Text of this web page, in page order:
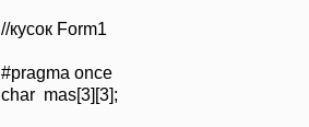
//кусок Form1
#pragma once
char mas[3][3];